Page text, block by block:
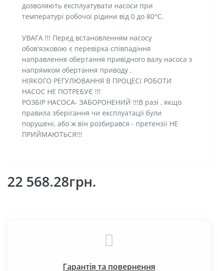
дозволяють експлуатувати насоси при
температурі робочої рідини від 0 до 80°С.
УВАГА !!! Перед встановленням насосу
обов'язковою є перевірка співпадіння
направлення обертання привідного валу насоса з
напрямком обертання приводу .
НІЯКОГО РЕГУЛЮВАННЯ В ПРОЦЕСІ РОБОТИ
НАСОС НЕ ПОТРЕБУЄ !!!
РОЗБІР НАСОСА- ЗАБОРОНЕНИЙ !!!В разі , якщо
правила зберігання чи експлуатації були
порушені, або ж він розбирався - претензії НЕ
ПРИЙМАЮТЬСЯ!!!
22 568.28грн.
Гарантія та повернення